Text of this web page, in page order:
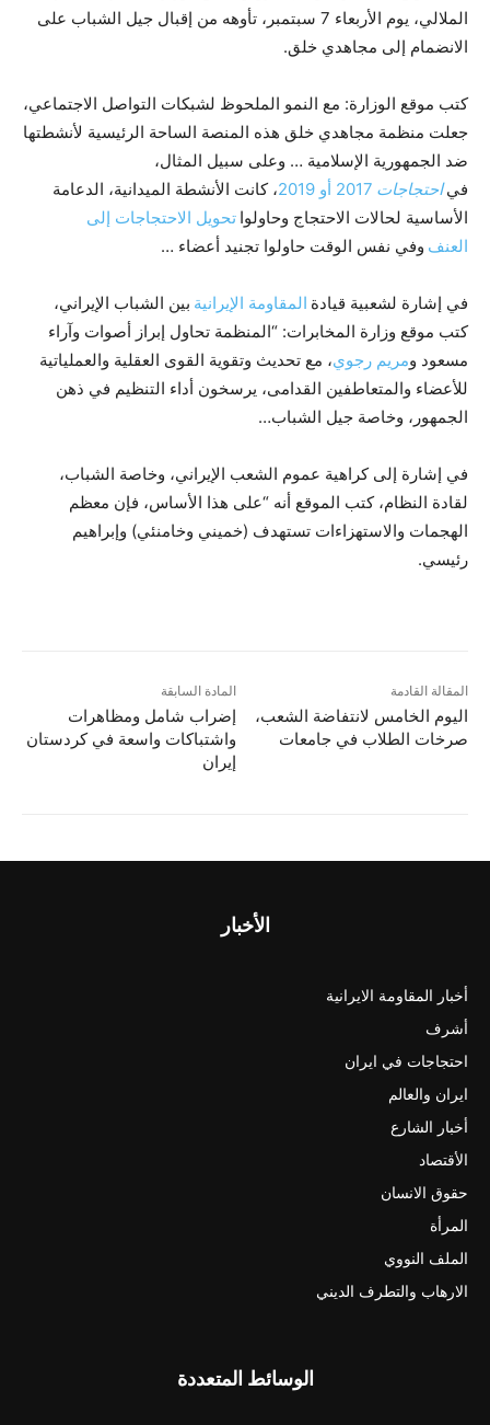
الملالي، يوم الأربعاء 7 سبتمبر، تأوهه من إقبال جيل الشباب على
الانضمام إلى مجاهدي خلق.
كتب موقع الوزارة: مع النمو الملحوظ لشبكات التواصل الاجتماعي،
جعلت منظمة مجاهدي خلق هذه المنصة الساحة الرئيسية لأنشطتها
ضد الجمهورية الإسلامية … وعلى سبيل المثال،
فياحتجاجات
، كانت الأنشطة الميدانية، الدعامة
الأساسية لحالات الاحتجاج وحاولوا تحويل الاحتجاجات إلى
العنف وفي نفس الوقت حاولوا تجنيد أعضاء …
في إشارة لشعبية قيادة المقاومة الإيرانية بين الشباب الإيراني،
كتب موقع وزارة المخابرات: “المنظمة تحاول إبراز أصوات وآراء
مسعود ومريم رجوي، مع تحديث وتقوية القوى العقلية والعملياتية
للأعضاء والمتعاطفين القدامى، يرسخون أداء التنظيم في ذهن
الجمهور، وخاصة جيل الشباب…
في إشارة إلى كراهية عموم الشعب الإيراني، وخاصة الشباب،
لقادة النظام، كتب الموقع أنه “على هذا الأساس، فإن معظم
الهجمات والاستهزاءات تستهدف (خميني وخامنئي) وإبراهيم
رئيسي.
المادة السابقة
إضراب شامل ومظاهرات
واشتباكات واسعة في كردستان
إيران
المقالة القادمة
اليوم الخامس لانتفاضة الشعب،
صرخات الطلاب في جامعات
الأخبار
أخبار المقاومة الايرانية
أشرف
احتجاجات في ايران
ايران والعالم
أخبار الشارع
الأقتصاد
حقوق الانسان
المرأة
الملف النووي
الارهاب والتطرف الديني
الوسائط المتعددة